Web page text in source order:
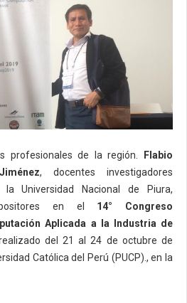
profesionales de la región.
Flabio
, docentes investigadores
la Universidad Nacional de Piura,
en el 14° Congreso
Aplicada a la Industria de
del 21 al 24 de octubre de
Católica del Perú (PUCP)., en la